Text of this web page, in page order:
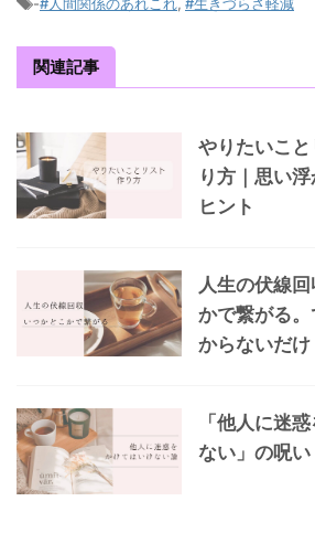
関連記事
やりたいこ
り方｜思い
ヒント
人生の伏線
かで繋がる
からないだけ
「他人に迷
ない」の呪い